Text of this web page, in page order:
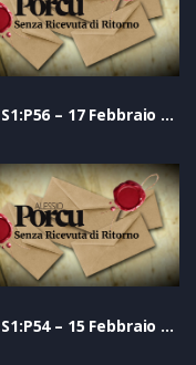
SRDR S1:P56 – 17 Febbraio 2021
SRDR S1:P54 – 15 Febbraio 2021